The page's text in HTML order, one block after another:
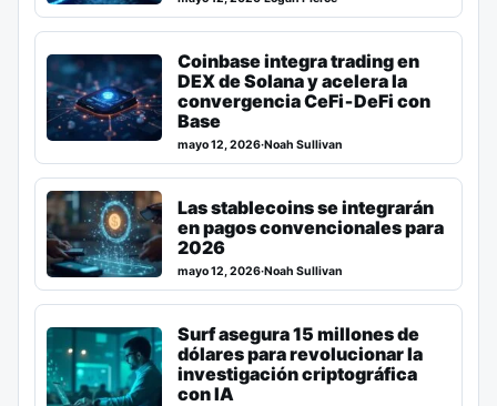
Coinbase integra trading en
DEX de Solana y acelera la
convergencia CeFi‑DeFi con
Base
mayo 12, 2026·Noah Sullivan
Las stablecoins se integrarán
en pagos convencionales para
2026
mayo 12, 2026·Noah Sullivan
Surf asegura 15 millones de
dólares para revolucionar la
investigación criptográfica
con IA